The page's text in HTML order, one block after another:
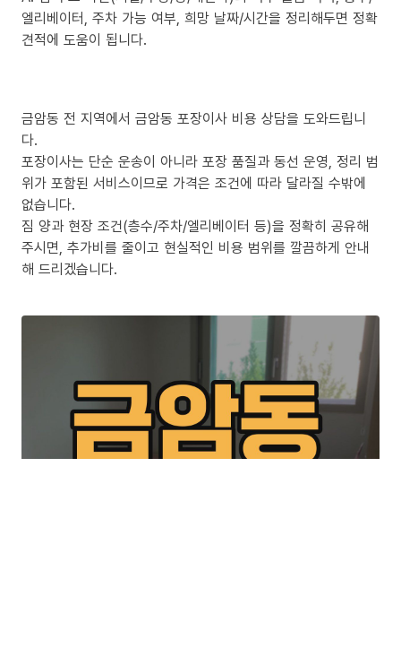
엘리베이터, 주차 가능 여부, 희망 날짜/시간을 정리해두면 정확
견적에 도움이 됩니다.
금암동 전 지역에서 금암동 포장이사 비용 상담을 도와드립니
다.
포장이사는 단순 운송이 아니라 포장 품질과 동선 운영, 정리 범
위가 포함된 서비스이므로 가격은 조건에 따라 달라질 수밖에
없습니다.
짐 양과 현장 조건(층수/주차/엘리베이터 등)을 정확히 공유해
주시면, 추가비를 줄이고 현실적인 비용 범위를 깔끔하게 안내
해 드리겠습니다.